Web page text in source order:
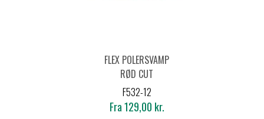
FLEX POLERSVAMP
RØD CUT
F532-12
Fra 129,00 kr.